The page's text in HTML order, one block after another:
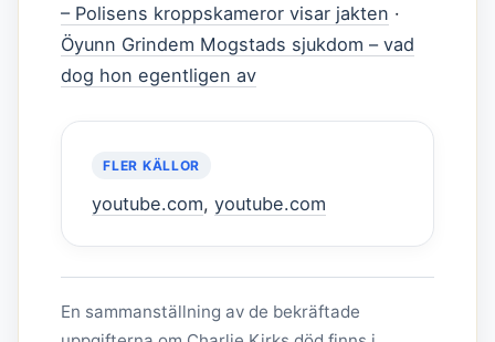
– Polisens kroppskameror visar jakten ·
Öyunn Grindem Mogstads sjukdom – vad
dog hon egentligen av
FLER KÄLLOR
youtube.com,youtube.com
En sammanställning av de bekräftade